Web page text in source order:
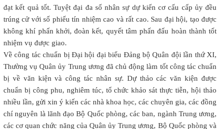
đạt kết quả tốt. Tuyệt đại đa số nhân sự dự kiến cơ cấu cấp ủy đều
trúng cử với số phiếu tín nhiệm cao và rất cao. Sau đại hội, tạo được
không khí phấn khởi, đoàn kết, quyết tâm phấn đấu hoàn thành tốt
nhiệm vụ được giao.
Về công tác chuẩn bị Đại hội đại biểu Đảng bộ Quân đội lần thứ XI,
Thường vụ Quân ủy Trung ương đã chủ động làm tốt công tác chuẩn
bị về văn kiện và công tác nhân sự. Dự thảo các văn kiện được
chuẩn bị công phu, nghiêm túc, tổ chức khảo sát thực tiễn, hội thảo
nhiều lần, gửi xin ý kiến các nhà khoa học, các chuyên gia, các đồng
chí nguyên là lãnh đạo Bộ Quốc phòng, các ban, ngành Trung ương,
các cơ quan chức năng của Quân ủy Trung ương, Bộ Quốc phòng và